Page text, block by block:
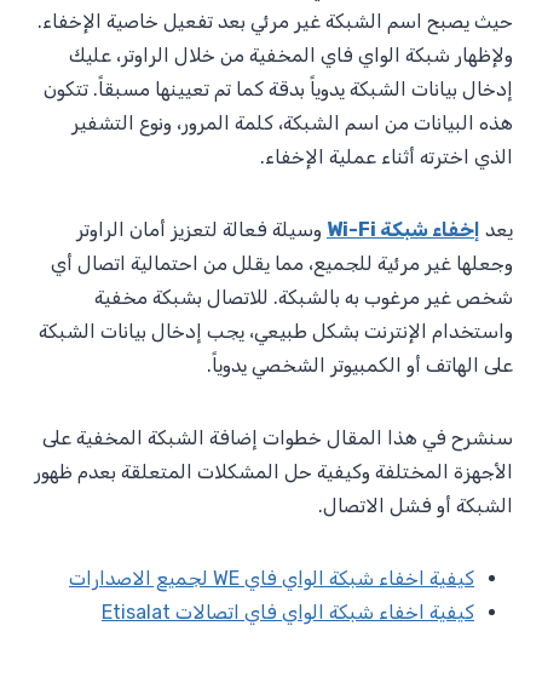
حيث يصبح اسم الشبكة غير مرئي بعد تفعيل خاصية الإخفاء.
ولإظهار شبكة الواي فاي المخفية من خلال الراوتر، عليك
إدخال بيانات الشبكة يدوياً بدقة كما تم تعيينها مسبقاً. تتكون
هذه البيانات من اسم الشبكة، كلمة المرور، ونوع التشفير
الذي اخترته أثناء عملية الإخفاء.
يعد إخفاء شبكة Wi-Fi
وسيلة فعالة لتعزيز أمان الراوتر
وجعلها غير مرئية للجميع، مما يقلل من احتمالية اتصال أي
شخص غير مرغوب به بالشبكة. للاتصال بشبكة مخفية
واستخدام الإنترنت بشكل طبيعي، يجب إدخال بيانات الشبكة
على الهاتف أو الكمبيوتر الشخصي يدوياً.
سنشرح في هذا المقال خطوات إضافة الشبكة المخفية على
الأجهزة المختلفة وكيفية حل المشكلات المتعلقة بعدم ظهور
الشبكة أو فشل الاتصال.
كيفية اخفاء شبكة الواي فاي WE لجميع الاصدارات
كيفية اخفاء شبكة الواي فاي اتصالات Etisalat